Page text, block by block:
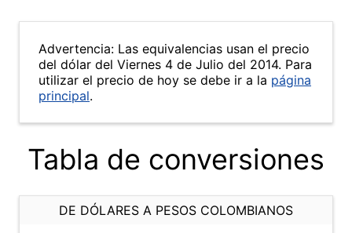
Advertencia: Las equivalencias usan el precio
del dólar del Viernes 4 de Julio del 2014. Para
utilizar el precio de hoy se debe ir a la página
principal.
Tabla de conversiones
DE DÓLARES A PESOS COLOMBIANOS